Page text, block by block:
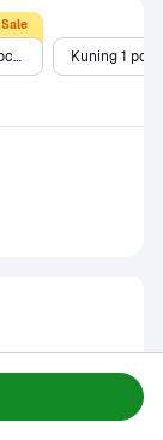
Merah 1 pcs - Clearance Sale Kuning 1 pcs